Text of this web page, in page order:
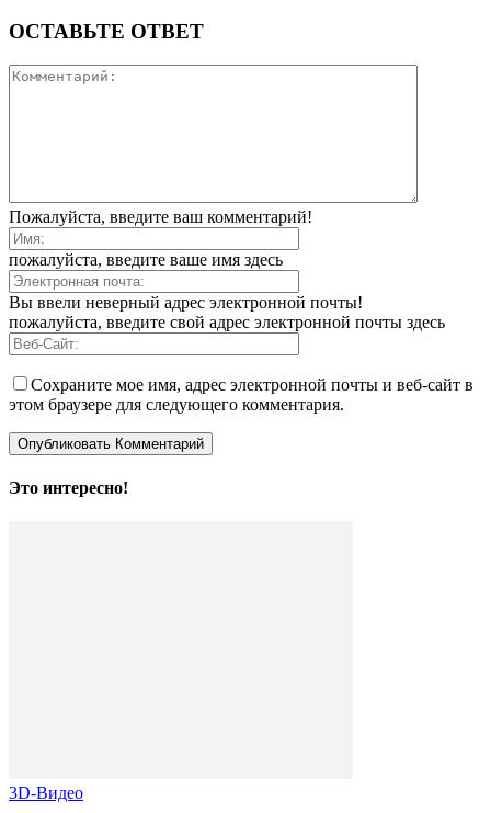
ОСТАВЬТЕ ОТВЕТ
Пожалуйста, введите ваш комментарий!
пожалуйста, введите ваше имя здесь
Вы ввели неверный адрес электронной почты!
пожалуйста, введите свой адрес электронной почты здесь
Сохраните мое имя, адрес электронной почты и веб-сайт в
этом браузере для следующего комментария.
Это интересно!
3D-Видео